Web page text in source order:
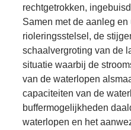
rechtgetrokken,
Samen met de aanleg
rioleringsstelsel, de
schaalvergroting van de
situatie waarbij de
van de waterlopen
capaciteiten van de
buffermogelijkheden
waterlopen en het